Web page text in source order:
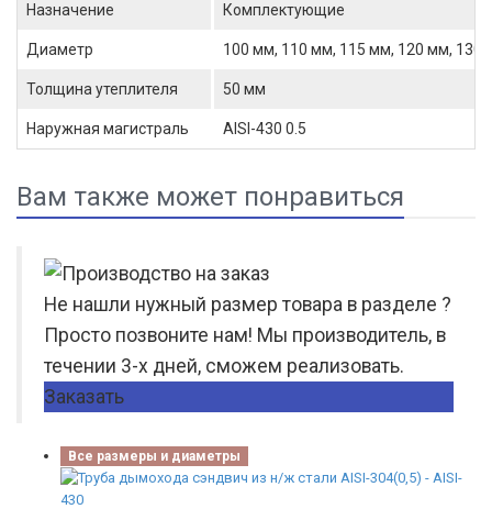
Назначение Комплектующие
Диаметр 100 мм, 110 мм, 115 мм, 120 мм,
Толщина утеплителя 50 мм
Наружная магистраль AISI-430 0.5
Вам также может понравиться
Не нашли нужный размер товара в разделе ?
Просто позвоните нам! Мы производитель, в
течении 3-х дней, сможем реализовать.
Заказать
Все размеры и диаметры